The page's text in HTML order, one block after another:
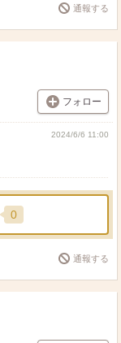
通報する
フォロー
2024/6/6 11:00
0
通報する